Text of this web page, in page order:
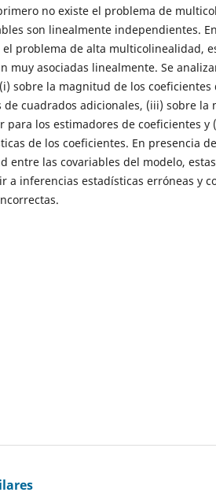
no existe el problema de
son linealmente independientes.
el problema de alta multicolinealidad,
muy asociadas linealmente. Se
sobre la magnitud de los
de cuadrados adicionales, (iii) sobre la
para los estimadores de coeficientes y
de los coeficientes. En presencia
entre las covariables del modelo,
a inferencias estadísticas erróneas y